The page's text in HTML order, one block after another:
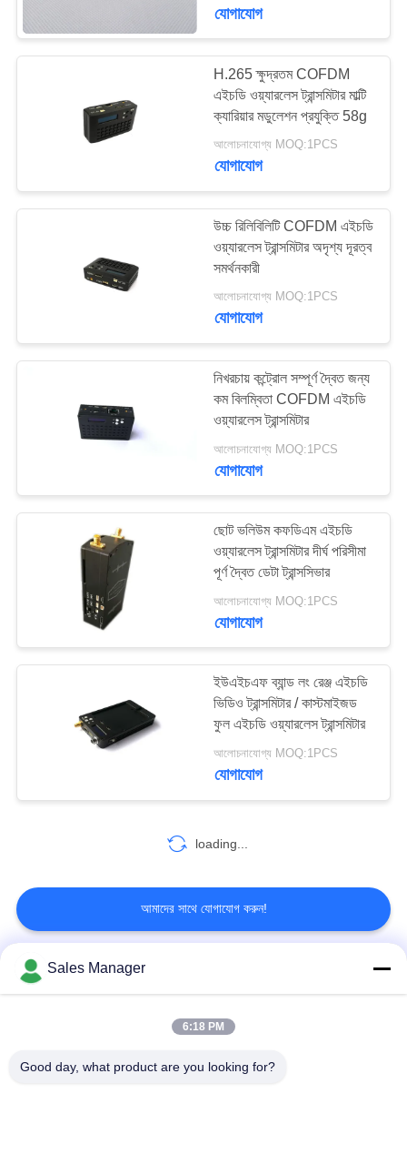
যোগাযোগ
H.265 ক্ষুদ্রতম COFDM
এইচডি ওয়্যারলেস ট্রান্সমিটার মাল্টি
ক্যারিয়ার মডুলেশন প্রযুক্তি 58g
আলোচনাযোগ্য MOQ:1PCS
যোগাযোগ
উচ্চ রিলিবিলিটি COFDM এইচডি
ওয়্যারলেস ট্রান্সমিটার অদৃশ্য দূরত্ব
সমর্থনকারী
আলোচনাযোগ্য MOQ:1PCS
যোগাযোগ
নিখরচায় কন্ট্রোল সম্পূর্ণ দ্বৈত জন্য
কম বিলম্বিতা COFDM এইচডি
ওয়্যারলেস ট্রান্সমিটার
আলোচনাযোগ্য MOQ:1PCS
যোগাযোগ
ছোট ভলিউম কফডিএম এইচডি
ওয়্যারলেস ট্রান্সমিটার দীর্ঘ পরিসীমা
পূর্ণ দ্বৈত ডেটা ট্রান্সসিভার
আলোচনাযোগ্য MOQ:1PCS
যোগাযোগ
ইউএইচএফ ব্যান্ড লং রেঞ্জ এইচডি
ভিডিও ট্রান্সমিটার / কাস্টমাইজড
ফুল এইচডি ওয়্যারলেস ট্রান্সমিটার
আলোচনাযোগ্য MOQ:1PCS
যোগাযোগ
loading...
আমাদের সাথে যোগাযোগ করুন!
ট্রান্সমিটার
Sales Manager
6:18 PM
Good day, what product are you looking for?